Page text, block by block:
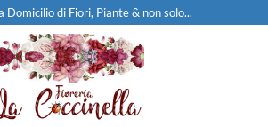
Domicilio di Fiori, Piante & non solo...